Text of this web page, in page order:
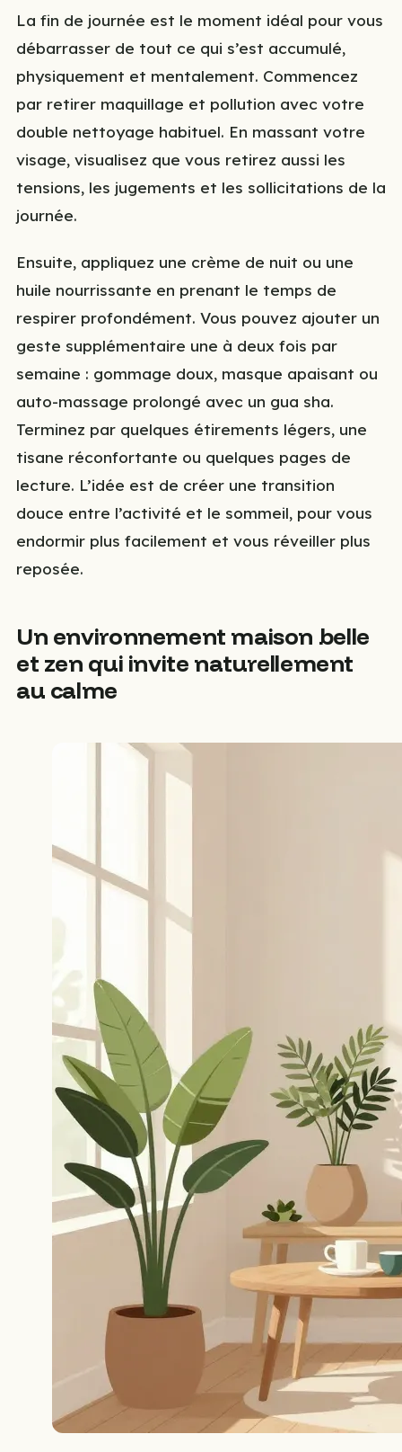
La fin de journée est le moment idéal pour vous
débarrasser de tout ce qui s’est accumulé,
physiquement et mentalement. Commencez
par retirer maquillage et pollution avec votre
double nettoyage habituel. En massant votre
visage, visualisez que vous retirez aussi les
tensions, les jugements et les sollicitations de la
journée.
Ensuite, appliquez une crème de nuit ou une
huile nourrissante en prenant le temps de
respirer profondément. Vous pouvez ajouter un
geste supplémentaire une à deux fois par
semaine : gommage doux, masque apaisant ou
auto-massage prolongé avec un gua sha.
Terminez par quelques étirements légers, une
tisane réconfortante ou quelques pages de
lecture. L’idée est de créer une transition
douce entre l’activité et le sommeil, pour vous
endormir plus facilement et vous réveiller plus
reposée.
Un environnement maison belle
et zen qui invite naturellement
au calme